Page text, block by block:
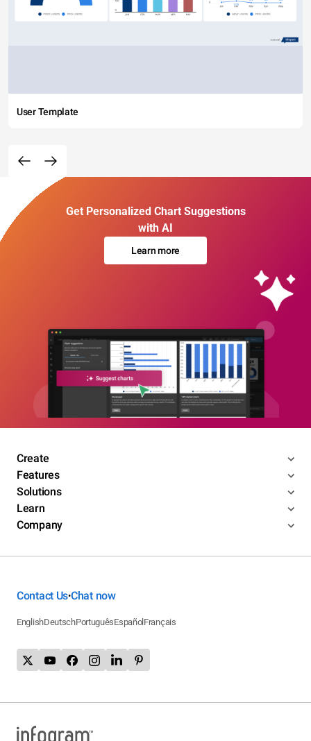
User Template
Get Personalized Chart Suggestions
with AI
Learn more
Create
Features
Solutions
Learn
Company
Contact Us•Chat now
EnglishDeutschPortuguêsEspañol Français